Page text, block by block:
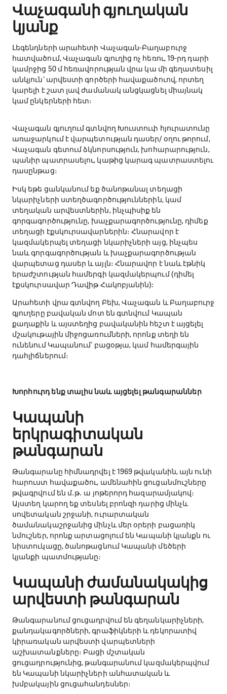
Վաչագանի գյուղական
կյանք
Լեգենդների արահետի Վաչագան-Բաղաբուրջ
հատվածում, Վաչագան գյուղից ոչ հեռու, 19-րդ դարի
կամրջից 50 մ հեռավորության վրա կա մի գեղատեսիլ
անկյուն՝ արվեստի գործերի հավաքածուով, որտեղ
կարելի է շատ լավ ժամանակ անցկացնել միայնակ
կամ ընկերների հետ։
Վաչագան գյուղում գտնվող Խուստուփ հյուրատունը
առաջարկում է վարպետության դասեր/ օղու թորում,
Վաչագան գետում ձկնորսություն, խոհարարություն,
պանիր պատրասելու, կաթից կարագ պատրաստելու
դասընթաց։
Իսկ եթե ցանկանում եք ծանոթանալ տեղացի
նկարիչների ստեղծագործություններին, կամ
տեղական արվեստներին, ինչպիսիք են
գորգագործությունը, խաչքարագործությունը, դիմեք
տեղացի էքսկուրսավարներին։ Հնարավոր է
կազմակերպել տեղացի նկարիչների այց, ինչպես
նաև գորգագործության և խաչքարագործության
վարպետաց դասեր և այլն։ Հնարավոր է նաև էթնիկ
երաժշտության համերգի կազմակերպում (դիմել
էքսկուրսավար Դավիթ Հակոբյանին):
Արահետի վրա գտնվող Բեխ, Վաչագան և Բաղաբուրջ
գյուղերը բավական մոտ են գտնվում Կապան
քաղաքին և այստեղից բավականին հեշտ է այցելել
մշակութային միջոցառումների, որոնք տեղի են
ունենում Կապանում՝ բացօթյա, կամ համերգային
դահլիճներում։
Խորհուրդ ենք տալիս նաև այցելել թանգարաններ
Կապանի
երկրագիտական
թանգարան
Թանգարանը հիմնադրվել է 1969 թվականին, այն ունի
հարուստ հավաքածու, ամենահին ցուցանմուշները
թվագրվում են մ․թ․ ա յոթերորդ հազարամյակով։
Այստեղ կարող եք տեսնել բրոնզի դարից մինչև
սովետական շրջանի, ուրարտական
ծամանակաշրջանից մինչև մեր օրերի բացառիկ
նմուշներ, որոնք արտացոլում են Կապանի կյանքն ու
նիստուկացը, ծանոթացնում Կապանի մեծերի
կյանքի պատմությանը։
Կապանի ժամանակակից
արվեստի թանգարան
Թանգարանում ցուցադրվում են գեղանկարիչների,
քանդակագործների, գրաֆիկների և դեկորատիվ
կիրառական արվեստի վարպետների
աշխատանքները։ Բացի մշտական
ցուցադրությունից, թանգարանում կազմակերպվում
են Կապանի նկարիչների անհատական և
խմբակային ցուցահանդեսներ։